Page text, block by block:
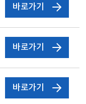
바로가기
바로가기
바로가기